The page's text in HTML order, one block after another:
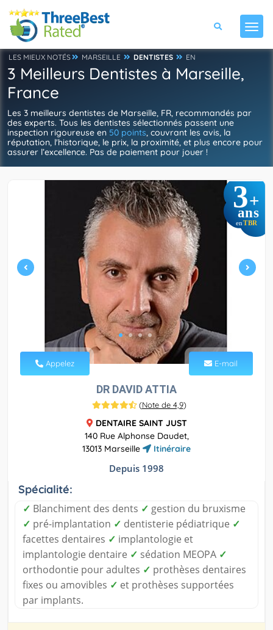
LES MIEUX NOTÉS MARSEILLE DENTISTES EN
3 Meilleurs Dentistes à Marseille,
France
Les 3 meilleurs dentistes de Marseille, FR, recommandés par
des experts. Tous les dentistes sélectionnés passent une
inspection rigoureuse en 50 points, couvrant les avis, la
réputation, l'historique, le prix, la proximité, et plus encore pour
assurer l’excellence. Pas de paiement pour jouer !
3+
ans
en TBR
Appelez E-mail
DR DAVID ATTIA
(Note de 4,9)
DENTAIRE SAINT JUST
140 Rue Alphonse Daudet,
13013 Marseille
Itinéraire
Depuis 1998
Spécialité:
✓ Blanchiment des dents ✓ gestion du bruxisme
✓ pré-implantation ✓ dentisterie pédiatrique ✓
facettes dentaires ✓ implantologie et
implantologie dentaire ✓ sédation MEOPA ✓
orthodontie pour adultes ✓ prothèses dentaires
fixes ou amovibles ✓ et prothèses supportées
par implants.